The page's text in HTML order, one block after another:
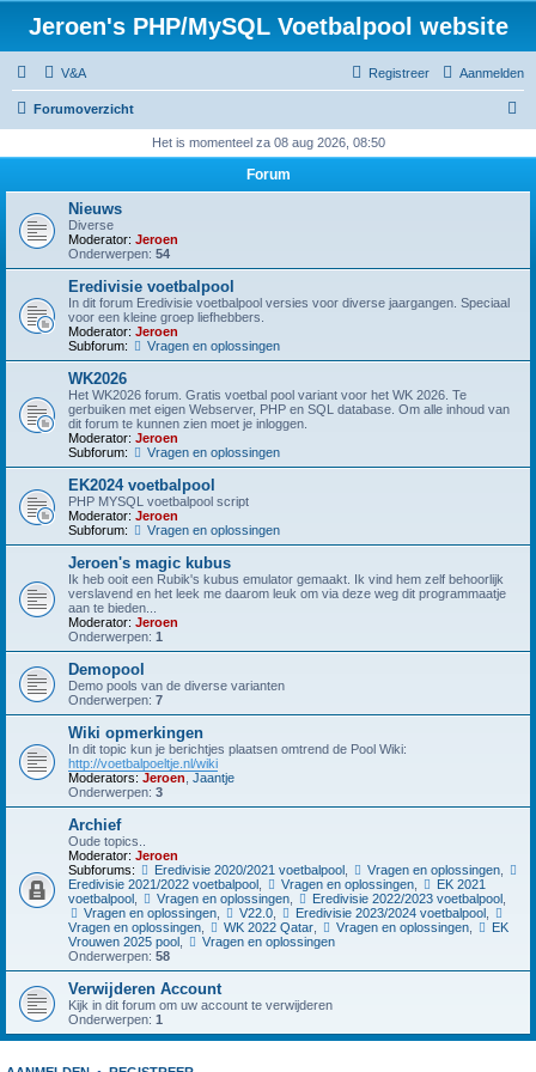
Jeroen's PHP/MySQL Voetbalpool website
V&A Aanmelden
Registreer
Forumoverzicht
k
Het is momenteel za 08 aug 2026, 08:50
Forum
Nieuws
Diverse
Moderator: Jeroen
Onderwerpen: 54
Eredivisie voetbalpool
In dit forum Eredivisie voetbalpool versies voor diverse jaargangen. Speciaal
voor een kleine groep liefhebbers.
Moderator: Jeroen
Subforum:
Vragen en oplossingen
WK2026
Het WK2026 forum. Gratis voetbal pool variant voor het WK 2026. Te
gerbuiken met eigen Webserver, PHP en SQL database. Om alle inhoud van
dit forum te kunnen zien moet je inloggen.
Moderator: Jeroen
Subforum:
Vragen en oplossingen
EK2024 voetbalpool
PHP MYSQL voetbalpool script
Moderator: Jeroen
Subforum:
Vragen en oplossingen
Jeroen's magic kubus
Ik heb ooit een Rubik's kubus emulator gemaakt. Ik vind hem zelf behoorlijk
verslavend en het leek me daarom leuk om via deze weg dit programmaatje
aan te bieden...
Moderator: Jeroen
Onderwerpen: 1
Demopool
Demo pools van de diverse varianten
Onderwerpen: 7
Wiki opmerkingen
In dit topic kun je berichtjes plaatsen omtrend de Pool Wiki:
http://voetbalpoeltje.nl/wiki
Moderators: Jeroen Jaantje
Onderwerpen: 3
Archief
Oude topics..
Moderator: Jeroen
Subforums:
Eredivisie 2020/2021 voetbalpool, Vragen en oplossingen,
Eredivisie 2021/2022 voetbalpool
Vragen en oplossingen,
EK 2021
voetbalpool
Vragen en oplossingen, Eredivisie 2022/2023 voetbalpool,
Vragen en oplossingen, V22.0, Eredivisie 2023/2024 voetbalpool,
Vragen en oplossingen
WK 2022 Qatar, Vragen en oplossingen,
EK
Vrouwen 2025 pool
Vragen en oplossingen
Onderwerpen: 58
Verwijderen Account
Kijk in dit forum om uw account te verwijderen
Onderwerpen: 1